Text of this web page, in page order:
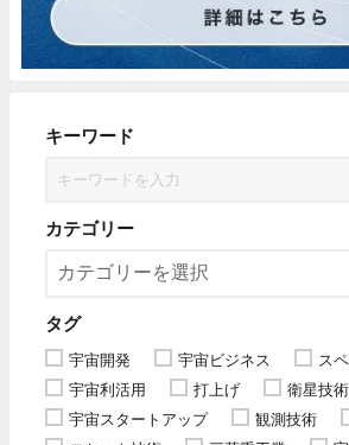
キーワード
カテゴリー
タグ
宇宙開発 宇宙ビジネス
ス
宇宙利活用
打上げ
衛星技術
宇宙スタートアップ
観測技術